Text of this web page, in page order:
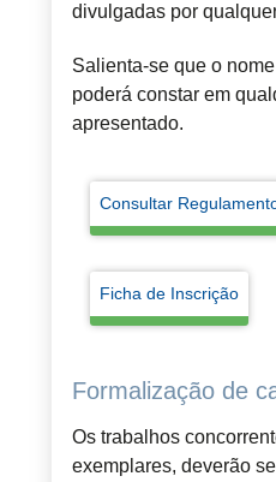
divulgadas por
Salienta-se que o
poderá constar em
apresentado.
Consultar
Ficha de Inscrição
Formalização de
Os trabalhos
exemplares, deverão